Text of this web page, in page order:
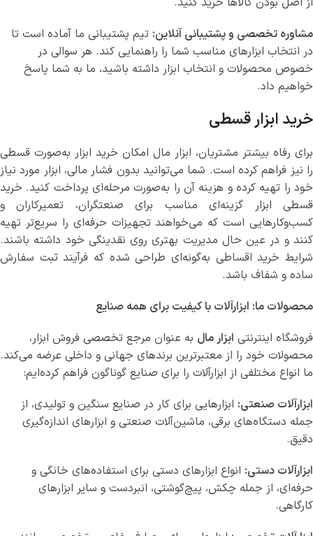
مشاوره تخصصی و پشتیبانی آنلاین: تیم پشتیبانی ما آماده است تا
در انتخاب ابزارهای مناسب شما را راهنمایی کند. هر سوالی در
خصوص محصولات و انتخاب ابزار داشته باشید، ما به شما پاسخ
خواهیم داد.
خرید ابزار قسطی
برای رفاه بیشتر مشتریان، ابزار مال امکان خرید ابزار به‌صورت قسطی
را نیز فراهم کرده است. شما می‌توانید بدون فشار مالی، ابزار مورد نیاز
خود را تهیه کرده و هزینه آن را به‌صورت مرحله‌ای پرداخت کنید. خرید
قسطی ابزار گزینه‌ای مناسب برای صنعتگران، تعمیرکاران و
کسب‌وکارهایی است که می‌خواهند تجهیزات حرفه‌ای را سریع‌تر تهیه
کنند و در عین حال مدیریت بهتری روی نقدینگی خود داشته باشند.
شرایط خرید اقساطی به‌گونه‌ای طراحی شده که فرآیند ثبت سفارش
ساده و شفاف باشد.
محصولات ما: ابزارآلات با کیفیت برای همه صنایع
فروشگاه اینترنتی ابزار مال به عنوان مرجع تخصصی فروش ابزار،
محصولات خود را از معتبرترین برندهای جهانی و داخلی عرضه می‌کند.
ما انواع مختلفی از ابزارآلات را برای صنایع گوناگون فراهم کرده‌ایم:
ابزارآلات صنعتی: ابزارهایی برای کار در صنایع سنگین و تولیدی، از
جمله دستگاه‌های برقی، ماشین‌آلات صنعتی و ابزارهای اندازه‌گیری
دقیق.
ابزارآلات دستی: انواع ابزارهای دستی برای استفاده‌های خانگی و
حرفه‌ای، از جمله چکش، پیچ‌گوشتی، انبردست و سایر ابزارهای
کارگاهی.